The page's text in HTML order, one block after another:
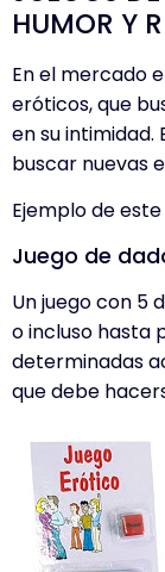
HUMOR Y
En el mercado
eróticos, que
en su intimidad.
buscar nuevas
Ejemplo de
Juego de
Un juego con 5
o incluso hasta
determinadas
que debe